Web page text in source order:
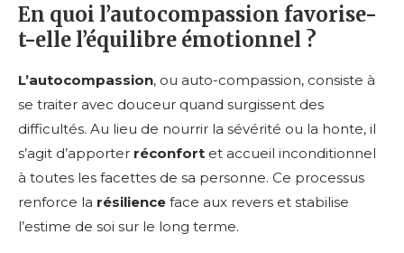
En quoi l’autocompassion favorise-
t-elle l’équilibre émotionnel ?
L’autocompassion, ou auto-compassion, consiste à
se traiter avec douceur quand surgissent des
difficultés. Au lieu de nourrir la sévérité ou la honte, il
s’agit d’apporter réconfort et accueil inconditionnel
à toutes les facettes de sa personne. Ce processus
renforce la résilience face aux revers et stabilise
l’estime de soi sur le long terme.